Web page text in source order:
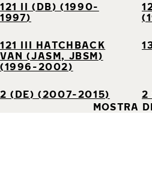
121 II (DB) (1990-
1997)
121 III HATCHBACK
VAN (JASM, JBSM)
(1996-2002)
2 (DE) (2007-2015)
2
MOSTRA